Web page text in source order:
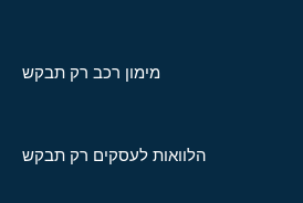
מימון רכב רק תבקש
הלוואות לעסקים רק תבקש